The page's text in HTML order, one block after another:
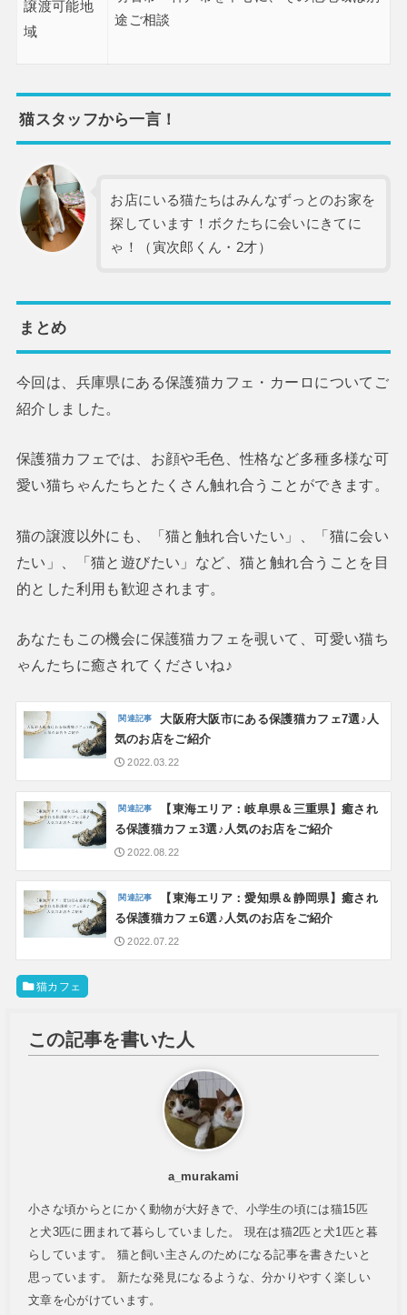
譲渡可能地
域
途ご相談
猫スタッフから一言！
お店にいる猫たちはみんなずっとのお家を
探しています！ボクたちに会いにきてに
ゃ！（寅次郎くん・2才）
まとめ
今回は、兵庫県にある保護猫カフェ・カーロについてご
紹介しました。
保護猫カフェでは、お顔や毛色、性格など多種多様な可
愛い猫ちゃんたちとたくさん触れ合うことができます。
猫の譲渡以外にも、「猫と触れ合いたい」、「猫に会い
たい」、「猫と遊びたい」など、猫と触れ合うことを目
的とした利用も歓迎されます。
あなたもこの機会に保護猫カフェを覗いて、可愛い猫ち
ゃんたちに癒されてくださいね♪
大阪府大阪市にある保護猫カフェ7選♪人
気のお店をご紹介
2022.03.22
【東海エリア：岐阜県＆三重県】癒され
る保護猫カフェ3選♪人気のお店をご紹介
2022.08.22
【東海エリア：愛知県＆静岡県】癒され
る保護猫カフェ6選♪人気のお店をご紹介
2022.07.22
猫カフェ
この記事を書いた人
a_murakami
小さな頃からとにかく動物が大好きで、小学生の頃には猫15匹
と犬3匹に囲まれて暮らしていました。 現在は猫2匹と犬1匹と暮
らしています。 猫と飼い主さんのためになる記事を書きたいと
思っています。 新たな発見になるような、分かりやすく楽しい
文章を心がけています。